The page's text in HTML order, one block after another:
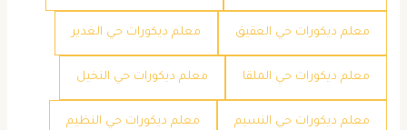
معلم ديكورات حي العقيق معلم ديكورات حي الغدير
معلم ديكورات حي الملقا معلم ديكورات حي النخيل
معلم ديكورات حي النسيم معلم ديكورات حي النظيم